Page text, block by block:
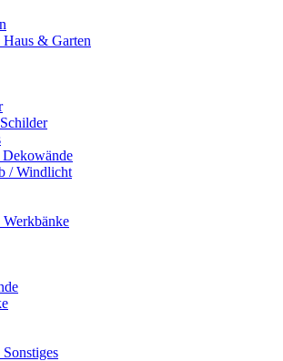
& Garten
/ Windlicht